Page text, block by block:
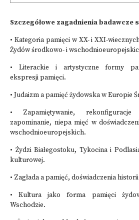
Szczegółowe zagadnienia badawcze
• Kategoria pamięci w XX- i XXI-
Żydów środkowo- i
• Literackie i artystyczne formy
ekspresji pamięci.
• Judaizm a pamięć żydowska w Europie
• Zapamiętywanie, rekonfiguracje
zapominanie, niepa mięć w
wschodnioeuropejskich.
• Żydzi Białegostoku, Tykocina i
kulturowej.
• Zagłada a pamięć, doświadczenia
• Kultura jako forma pamięci
Wschodzie.